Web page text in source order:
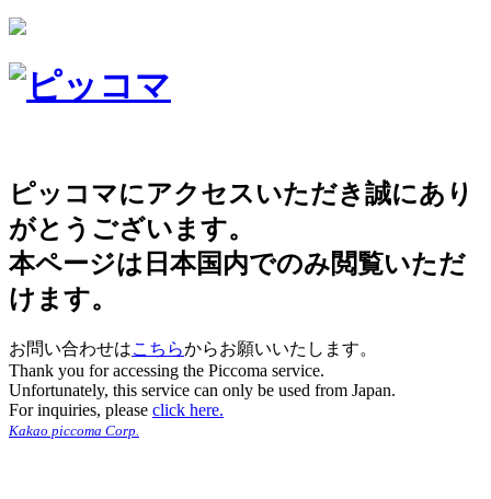
ピッコマにアクセスいただき誠にあり
がとうございます。
本ページは日本国内でのみ閲覧いただ
けます。
お問い合わせはこちらからお願いいたします。
Thank you for accessing the Piccoma service.
Unfortunately, this service can only be used from Japan.
For inquiries, please click here.
Kakao piccoma Corp.